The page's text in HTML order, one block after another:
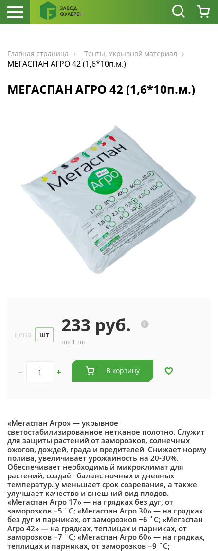
Главная страница Тенты, Укрывной материал
МЕГАСПАН АГРО 42 (1,6*10п.м.)
МЕГАСПАН АГРО 42 (1,6*10п.м.)
цена шт 233 руб.
по 1 шт
В корзину
«Мегаспан Агро» — укрывное
светостабилизированное нетканое полотно. Служит
для защиты растений от заморозков, солнечных
ожогов, дождей, града и вредителей. Снижает норму
полива, увеличивает урожайность на 20-30%.
Обеспечивает необходимый микроклимат для
растений, создаёт баланс ночных и дневных
температур. у меньшает срок созревания, а также
улучшает качество и внешний вид плодов.
«Мегаспан Агро 17» — на грядках без дуг, от
заморозков −5 ˚С; «Мегаспан Агро 30» — на грядках
без дуг и парниках, от заморозков −6 ˚С; «Мегаспан
Агро 42» — на грядках, теплицах и парниках, от
заморозков −7 ˚С; «Мегаспан Агро 60» — на грядках,
теплицах и парниках, от заморозков −9 ˚С;